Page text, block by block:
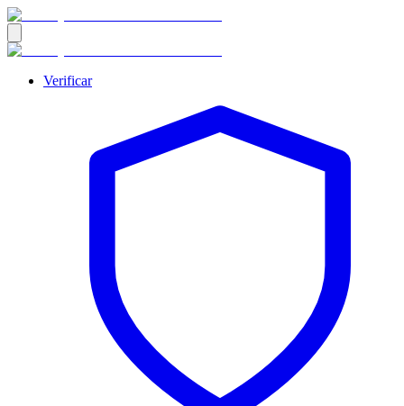
Verificar